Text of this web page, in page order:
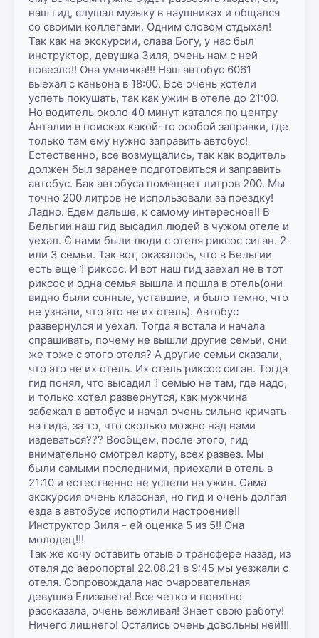
наш гид, слушал музыку в наушниках и общался
со своими коллегами. Одним словом отдыхал!
Так как на экскурсии, слава Богу, у нас был
инструктор, девушка Зиля, очень нам с ней
повезло!! Она умничка!!! Наш автобус 6061
выехал с каньона в 18:00. Все очень хотели
успеть покушать, так как ужин в отеле до 21:00.
Но водитель около 40 минут катался по центру
Анталии в поисках какой-то особой заправки, где
только там ему нужно заправить автобус!
Естественно, все возмущались, так как водитель
должен был заранее подготовиться и заправить
автобус. Бак автобуса помещает литров 200. Мы
точно 200 литров не использовали за поездку!
Ладно. Едем дальше, к самому интересное!! В
Бельгии наш гид высадил людей в чужом отеле и
уехал. С нами были люди с отеля риксос сиган. 2
или 3 семьи. Так вот, оказалось, что в Бельгии
есть еще 1 риксос. И вот наш гид заехал не в тот
риксос и одна семья вышла и пошла в отель(они
видно были сонные, уставшие, и было темно, что
не узнали, что это не их отель). Автобус
развернулся и уехал. Тогда я встала и начала
спрашивать, почему не вышли другие семьи, они
же тоже с этого отеля? А другие семьи сказали,
что это не их отель. Их отель риксос сиган. Тогда
гид понял, что высадил 1 семью не там, где надо,
и только хотел развернутся, как мужчина
забежал в автобус и начал очень сильно кричать
на гида, за то, что сколько можно над нами
издеваться??? Вообщем, после этого, гид
внимательно смотрел карту, всех развез. Мы
были самыми последними, приехали в отель в
21:10 и естественно не успели на ужин. Сама
экскурсия очень классная, но гид и очень долгая
езда в автобусе испортили настроение!!
Инструктор Зиля - ей оценка 5 из 5!! Она
молодец!!!
Так же хочу оставить отзыв о трансфере назад, из
отеля до аеропорта! 22.08.21 в 9:45 мы уезжали с
отеля. Сопровождала нас очаровательная
девушка Елизавета! Все четко и понятно
рассказала, очень вежливая! Знает свою работу!
Ничего лишнего! Остались очень довольны ней!!!